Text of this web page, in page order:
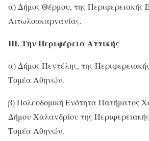
α) Δήμος Θέρμου, της Περιφερειακής
Αιτωλοακαρνανίας.
ΙΙΙ. Την Περιφέρεια Αττικής
α) Δήμος Πεντέλης, της
Τομέα Αθηνών.
β) Πολεοδομική Ενότητα Πατήματος
Δήμου Χαλανδρίου της
Τομέα Αθηνών.